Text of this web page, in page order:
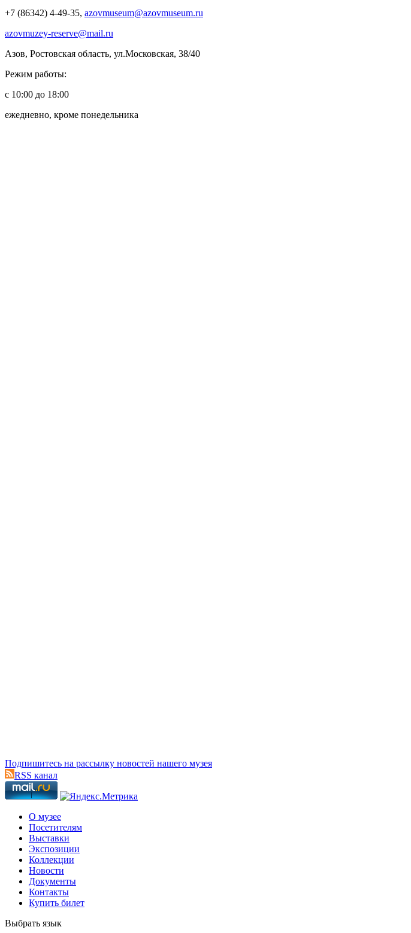
+7 (86342) 4-49-35, azovmuseum@azovmuseum.ru
azovmuzey-reserve@mail.ru
Азов, Ростовская область, ул.Московская, 38/40
Режим работы:
с 10:00 до 18:00
ежедневно, кроме понедельника
Подпишитесь на рассылку новостей нашего музея
RSS канал
О музее
Посетителям
Выставки
Экспозиции
Коллекции
Новости
Документы
Контакты
Купить билет
Выбрать язык